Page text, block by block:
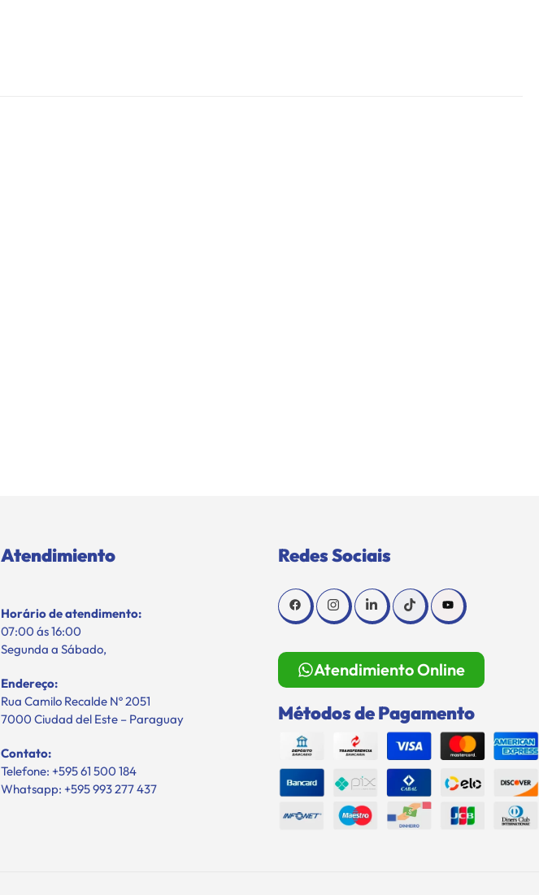
Atendimiento
Horário de atendimento:
07:00 ás 16:00
Segunda a Sábado,
Endereço:
Rua Camilo Recalde Nº 2051
7000 Ciudad del Este – Paraguay
Contato:
Telefone: +595 61 500 184
Whatsapp: +595 993 277 437
Redes Sociais
Atendimiento Online
Métodos de Pagamento